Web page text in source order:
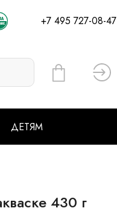
+7 495 727-08-47
Вход
ДЕТЯМ
430 г